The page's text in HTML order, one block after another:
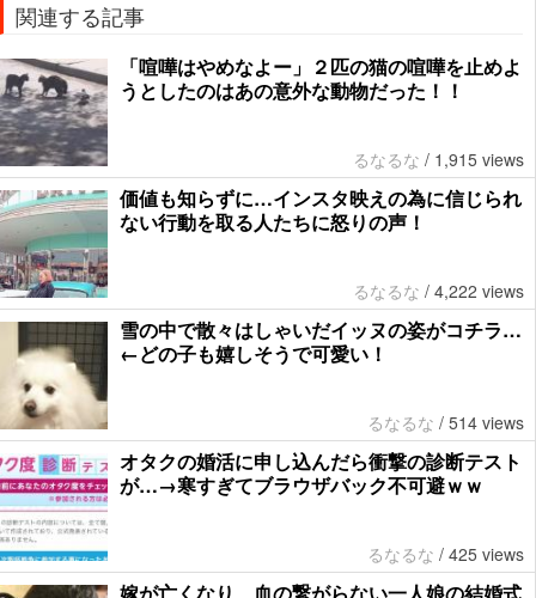
関連する記事
「喧嘩はやめなよー」２匹の猫の喧嘩を止めよ
うとしたのはあの意外な動物だった！！
るなるな / 1,915 views
価値も知らずに…インスタ映えの為に信じられ
ない行動を取る人たちに怒りの声！
るなるな / 4,222 views
雪の中で散々はしゃいだイッヌの姿がコチラ…
←どの子も嬉しそうで可愛い！
るなるな / 514 views
オタクの婚活に申し込んだら衝撃の診断テスト
が…→寒すぎてブラウザバック不可避ｗｗ
るなるな / 425 views
嫁が亡くなり、血の繋がらない一人娘の結婚式